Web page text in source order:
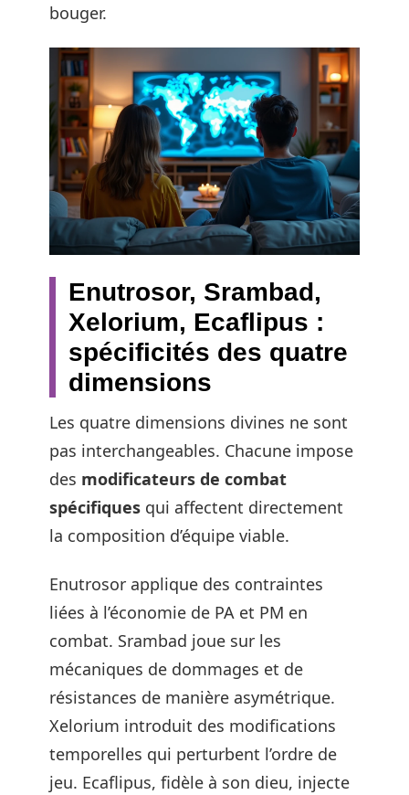
bouger.
Enutrosor, Srambad,
Xelorium, Ecaflipus :
spécificités des quatre
dimensions
Les quatre dimensions divines ne sont
pas interchangeables. Chacune impose
des modificateurs de combat
spécifiques qui affectent directement
la composition d’équipe viable.
Enutrosor applique des contraintes
liées à l’économie de PA et PM en
combat. Srambad joue sur les
mécaniques de dommages et de
résistances de manière asymétrique.
Xelorium introduit des modifications
temporelles qui perturbent l’ordre de
jeu. Ecaflipus, fidèle à son dieu, injecte